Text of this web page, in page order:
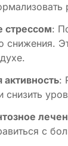
стрессом:
снижения.
:
снизить
с